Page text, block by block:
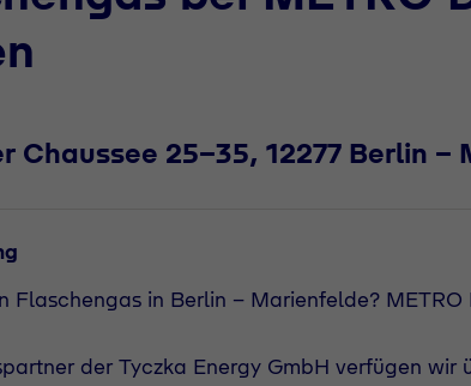
Chaussee 25-35, 12277 Berlin -
Flaschengas in Berlin - Marienfelde?
der Tyczka Energy GmbH verfügen wir